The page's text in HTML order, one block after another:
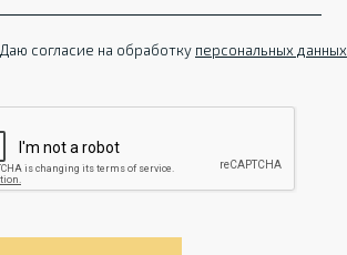
Даю согласие на обработку персональных данных